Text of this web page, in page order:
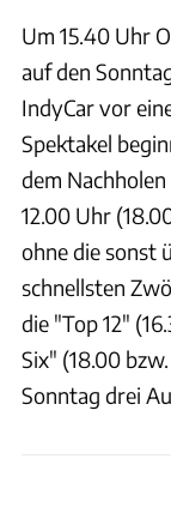
Um 15.40 Uhr
auf den
IndyCar vor
Spektakel
dem
12.00 Uhr
ohne die sonst
schnellsten
die "Top 12"
Six" (18.00
Sonntag drei